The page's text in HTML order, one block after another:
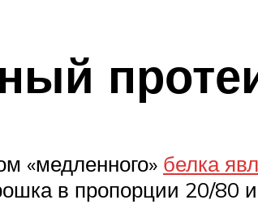
«медленного» белка
в пропорции 20/80